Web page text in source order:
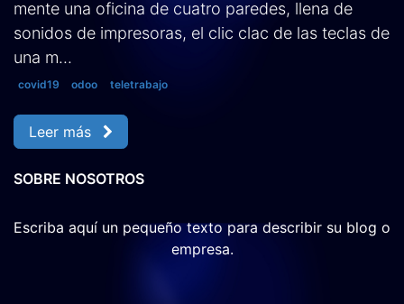
mente una oficina de cuatro paredes, llena de
sonidos de impresoras, el clic clac de las teclas de
una m...
covid19 odoo teletrabajo
Leer más
SOBRE NOSOTROS
Escriba aquí un pequeño texto para describir su blog o
empresa.